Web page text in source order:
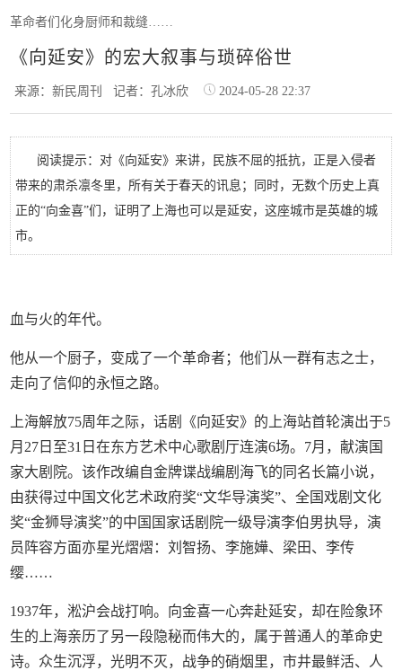
革命者们化身厨师和裁缝……
《向延安》的宏大叙事与琐碎俗世
来源：新民周刊记者：孔冰欣 2024-05-28 22:37
阅读提示：对《向延安》来讲，民族不屈的抵抗，正是入侵者
带来的肃杀凛冬里，所有关于春天的讯息；同时，无数个历史上真
正的“向金喜”们，证明了上海也可以是延安，这座城市是英雄的城
市。
血与火的年代。
他从一个厨子，变成了一个革命者；他们从一群有志之士，
走向了信仰的永恒之路。
上海解放75周年之际，话剧《向延安》的上海站首轮演出于5
月27日至31日在东方艺术中心歌剧厅连演6场。7月，献演国
家大剧院。该作改编自金牌谍战编剧海飞的同名长篇小说，
由获得过中国文化艺术政府奖“文华导演奖”、全国戏剧文化
奖“金狮导演奖”的中国国家话剧院一级导演李伯男执导，演
员阵容方面亦星光熠熠：刘智扬、李施嬅、梁田、李传
缨……
1937年，淞沪会战打响。向金喜一心奔赴延安，却在险象环
生的上海亲历了另一段隐秘而伟大的，属于普通人的革命史
诗。众生沉浮，光明不灭，战争的硝烟里，市井最鲜活、人